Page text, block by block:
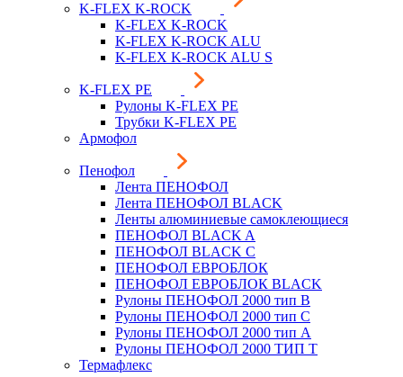
K-FLEX K-ROCK
K-FLEX K-ROCK
K-FLEX K-ROCK ALU
K-FLEX K-ROCK ALU S
K-FLEX PE
Рулоны K-FLEX PE
Трубки K-FLEX PE
Армофол
Пенофол
Лента ПЕНОФОЛ
Лента ПЕНОФОЛ BLACK
Ленты алюминиевые самоклеющиеся
ПЕНОФОЛ BLACK A
ПЕНОФОЛ BLACK С
ПЕНОФОЛ ЕВРОБЛОК
ПЕНОФОЛ ЕВРОБЛОК BLACK
Рулоны ПЕНОФОЛ 2000 тип B
Рулоны ПЕНОФОЛ 2000 тип C
Рулоны ПЕНОФОЛ 2000 тип А
Рулоны ПЕНОФОЛ 2000 ТИП Т
Термафлекс